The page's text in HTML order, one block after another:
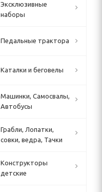
Эксклюзивные
наборы
Педальные трактора
Каталки и беговелы
Машинки, Самосвалы,
Автобусы
Грабли, Лопатки,
совки, ведра, Тачки
Конструкторы
детские